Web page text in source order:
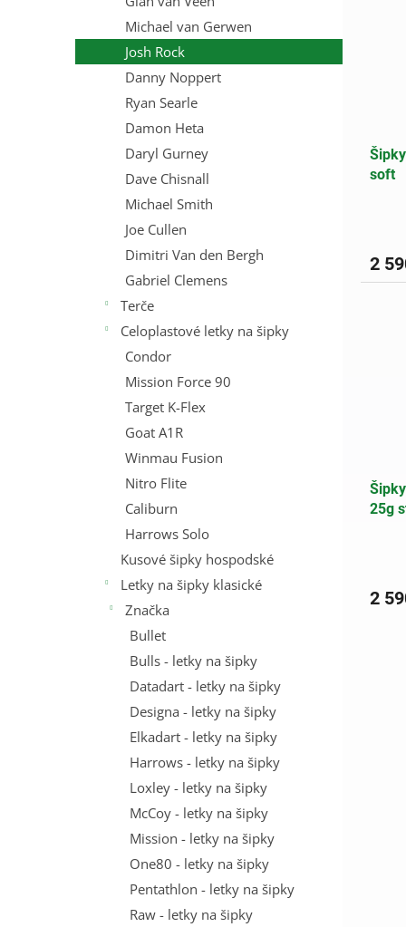
Michael van Gerwen
Josh Rock
Danny Noppert
Ryan Searle
Damon Heta
Daryl Gurney
Dave Chisnall
Michael Smith
Joe Cullen
Dimitri Van den Bergh
Gabriel Clemens
Terče
Celoplastové letky na šipky
Condor
Mission Force 90
Target K-Flex
Goat A1R
Winmau Fusion
Nitro Flite
Caliburn
Harrows Solo
Kusové šipky hospodské
Letky na šipky klasické
Značka
Bullet
Bulls - letky na šipky
Datadart - letky na šipky
Designa - letky na šipky
Elkadart - letky na šipky
Harrows - letky na šipky
Loxley - letky na šipky
McCoy - letky na šipky
Mission - letky na šipky
One80 - letky na šipky
Pentathlon - letky na šipky
Raw - letky na šipky
soft
2
25g
2